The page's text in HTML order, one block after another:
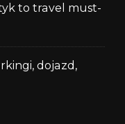
to travel must-
dojazd,